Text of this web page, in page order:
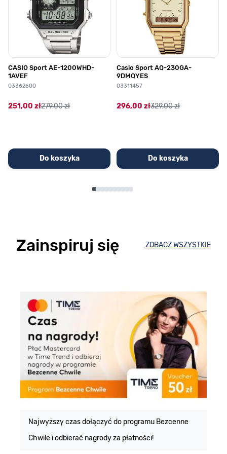
CASIO Sport AE-1200WHD-
1AVEF
03362600
251,00 zł279,00 zł
Do koszyka
Casio Sport AQ-230GA-
9DMQYES
03311457
296,00 zł329,00 zł
Do koszyka
Zainspiruj się ZOBACZ WSZYSTKIE
Najwyższy czas dołączyć do programu Bezcenne
Chwile i odbierać nagrody za płatności!